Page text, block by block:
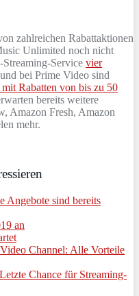
zahlreichen Rabattaktionen
Unlimited noch nicht
Service vier
und bei Prime Video sind
Rabatten von bis zu 50
bereits weitere
Amazon Fresh, Amazon
mehr.
Angebote sind bereits
an
Channel: Alle Vorteile
Chance für Streaming-